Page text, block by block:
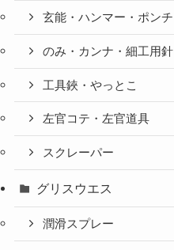
玄能・ハンマー・ポンチ
のみ・カンナ・細工用針
工具鋏・やっとこ
左官コテ・左官道具
スクレーパー
グリスウエス
潤滑スプレー